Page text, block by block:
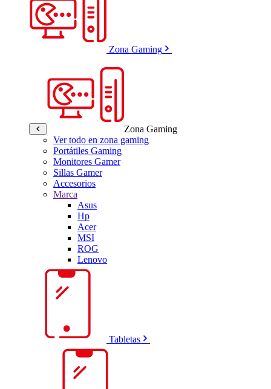
Zona Gaming
Zona Gaming
Ver todo en zona gaming
Portátiles Gaming
Monitores Gamer
Sillas Gamer
Accesorios
Marca
Asus
Hp
Acer
MSI
ROG
Lenovo
Tabletas